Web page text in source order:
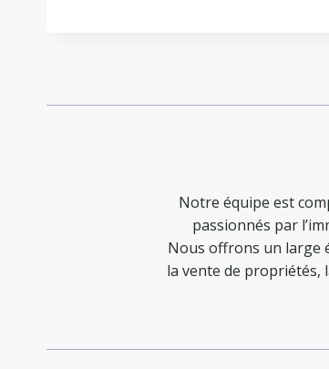
Notre équipe est
passionnés par
Nous offrons un large
la vente de propriétés,